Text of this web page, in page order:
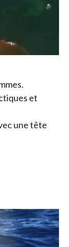
et
une tête